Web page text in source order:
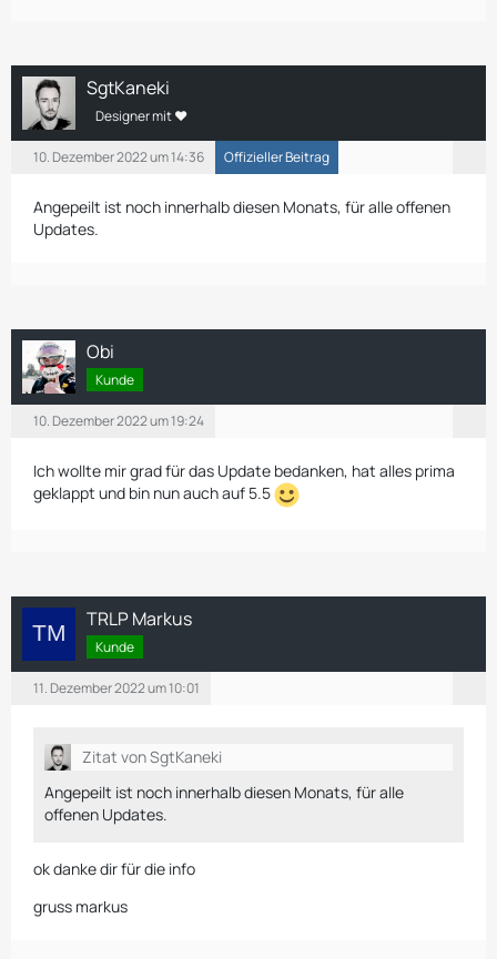
SgtKaneki
Designer mit ❤
10. Dezember 2022 um 14:36 Offizieller Beitrag
Angepeilt ist noch innerhalb diesen Monats, für alle offenen
Updates.
Obi
Kunde
10. Dezember 2022 um 19:24
Ich wollte mir grad für das Update bedanken, hat alles prima
geklappt und bin nun auch auf 5.5
TRLP Markus
Kunde
11. Dezember 2022 um 10:01
Zitat von SgtKaneki
Angepeilt ist noch innerhalb diesen Monats, für alle
offenen Updates.
ok danke dir für die info
gruss markus